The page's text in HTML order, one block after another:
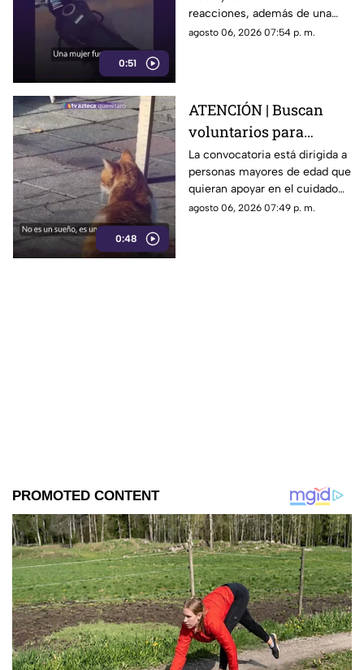
0:51
momento
reacciones, además de una
muestra de apoyo de
agosto 06, 2026 07:54 p. m.
0:48
ATENCIÓN | Buscan
voluntarios para
cuidar gatos en una
isla de Grecia
La convocatoria está dirigida a
personas mayores de edad que
quieran apoyar en el cuidado
de gatos rescatados mientras
agosto 06, 2026 07:49 p. m.